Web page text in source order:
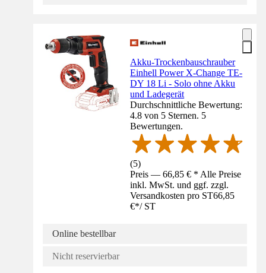
Akku-Trockenbauschrauber
Einhell Power X-Change TE-
DY 18 Li - Solo ohne Akku
und Ladegerät
Durchschnittliche Bewertung:
4.8 von 5 Sternen. 5
Bewertungen.
(5)
Preis — 66,85 € * Alle Preise
inkl. MwSt. und ggf. zzgl.
Versandkosten pro ST66,85
€*/ ST
Online bestellbar
Nicht reservierbar